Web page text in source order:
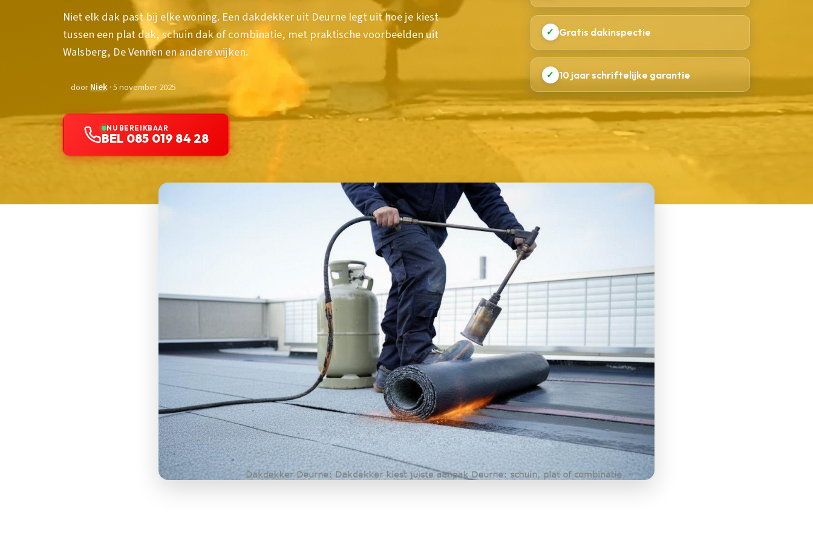
Niet elk dak past bij elke woning. Een dakdekker uit Deurne legt uit hoe je kiest
tussen een plat dak, schuin dak of combinatie, met praktische voorbeelden uit
Walsberg, De Vennen en andere wijken.
doorNiek· 5 november 2025
NU BEREIKBAAR
BEL 085 019 84 28
✓ Gratis dakinspectie
✓ 10 jaar schriftelijke garantie